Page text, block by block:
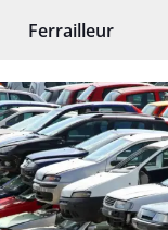
Ferrailleur